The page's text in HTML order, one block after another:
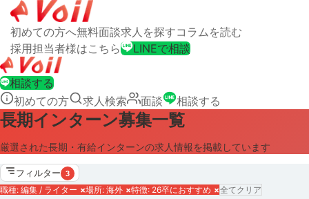
初めての方へ無料面談求人を探すコラムを読む
採用担当者様はこちら
LINEで相談
相談する
初めての方
求人検索 面談 相談する
長期インターン募集一覧
厳選された長期・有給インターンの求人情報を掲載しています
フィルター 3
職種: 編集 / ライター ×場所: 海外 ×特徴: 26卒におすすめ ×全てクリア